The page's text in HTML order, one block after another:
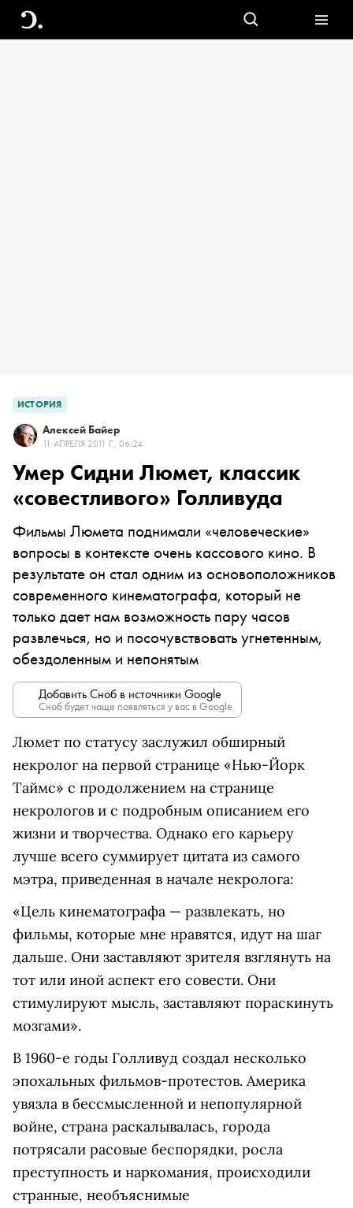
ИСТОРИЯ
Алексей Байер
11 АПРЕЛЯ 2011 Г., 06:24
Умер Сидни Люмет, классик
«совестливого» Голливуда
Фильмы Люмета поднимали «человеческие»
вопросы в контексте очень кассового кино. В
результате он стал одним из основоположников
современного кинематографа, который не
только дает нам возможность пару часов
развлечься, но и посочувствовать угнетенным,
обездоленным и непонятым
Добавить Сноб в источники Google
Сноб будет чаще появляться у вас в Google.
Люмет по статусу заслужил обширный
некролог на первой странице «Нью-Йорк
Таймс» с продолжением на странице
некрологов и с подробным описанием его
жизни и творчества. Однако его карьеру
лучше всего суммирует цитата из самого
мэтра, приведенная в начале некролога:
«Цель кинематографа — развлекать, но
фильмы, которые мне нравятся, идут на шаг
дальше. Они заставляют зрителя взглянуть на
тот или иной аспект его совести. Они
стимулируют мысль, заставляют пораскинуть
мозгами».
В 1960-е годы Голливуд создал несколько
эпохальных фильмов-протестов. Америка
увязла в бессмысленной и непопулярной
войне, страна раскалывалась, города
потрясали расовые беспорядки, росла
преступность и наркомания, происходили
странные, необъяснимые